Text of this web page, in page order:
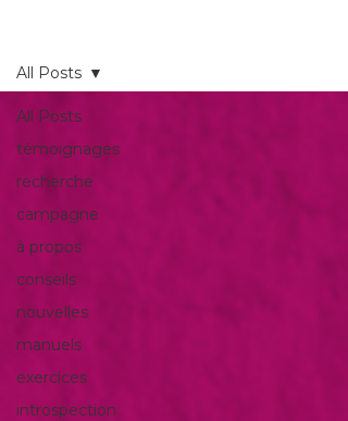
All Posts
témoignages
recherche
campagne
à propos
conseils
nouvelles
manuels
exercices
introspection
All Posts